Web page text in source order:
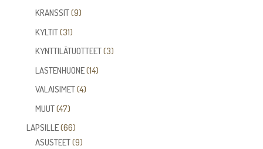
tuotetta
KRANSSIT 99
KYLTIT 3131
tuotetta
KYNTTILÄTUOTTEET 33
LASTENHUONE 1414
VALAISIMET 44
MUUT 4747
tuotetta
LAPSILLE 6666
tuotetta
ASUSTEET 99